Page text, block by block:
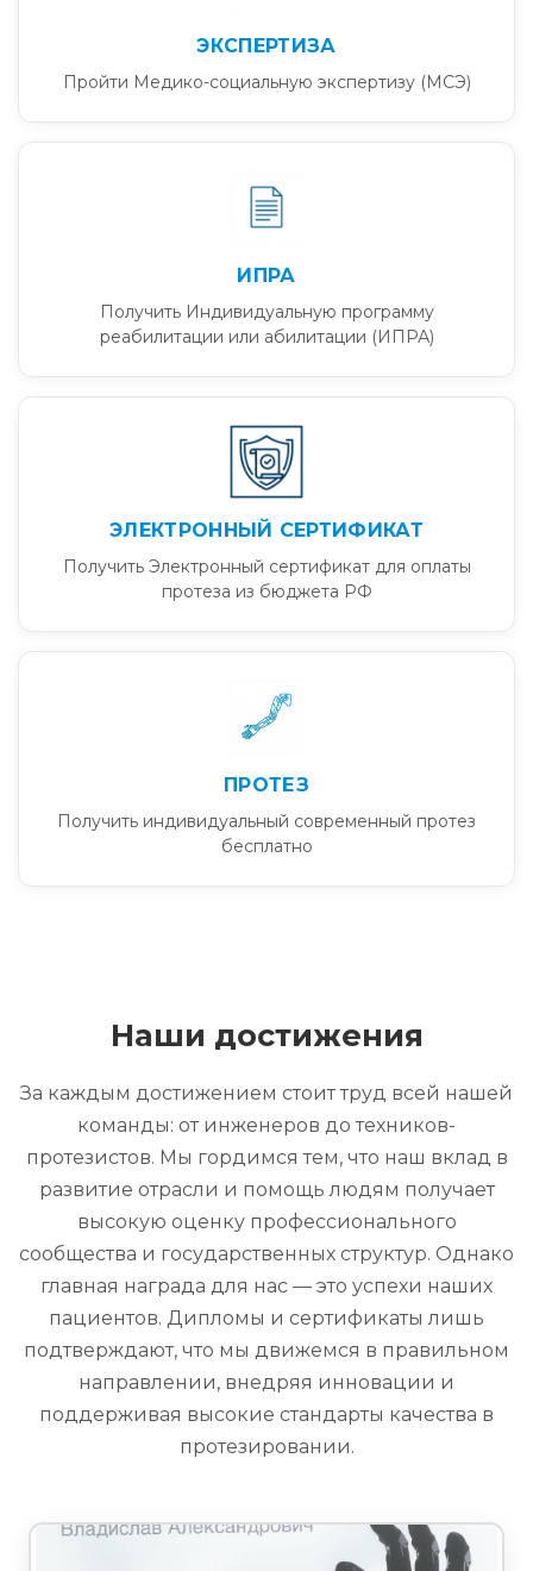
ЭКСПЕРТИЗА
Пройти Медико-социальную экспертизу (МСЭ)
ИПРА
Получить Индивидуальную программу
реабилитации или абилитации (ИПРА)
ЭЛЕКТРОННЫЙ СЕРТИФИКАТ
Получить Электронный сертификат для оплаты
протеза из бюджета РФ
ПРОТЕЗ
Получить индивидуальный современный протез
бесплатно
Наши достижения
За каждым достижением стоит труд всей нашей
команды: от инженеров до техников-
протезистов. Мы гордимся тем, что наш вклад в
развитие отрасли и помощь людям получает
высокую оценку профессионального
сообщества и государственных структур. Однако
главная награда для нас — это успехи наших
пациентов. Дипломы и сертификаты лишь
подтверждают, что мы движемся в правильном
направлении, внедряя инновации и
поддерживая высокие стандарты качества в
протезировании.